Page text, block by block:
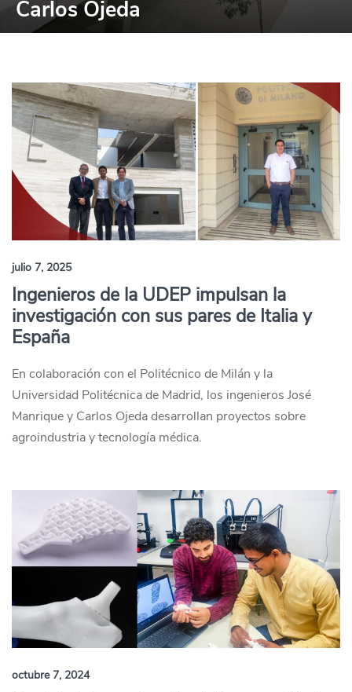
Carlos Ojeda
julio 7, 2025
Ingenieros de la UDEP impulsan la
investigación con sus pares de Italia y
España
En colaboración con el Politécnico de Milán y la
Universidad Politécnica de Madrid, los ingenieros José
Manrique y Carlos Ojeda desarrollan proyectos sobre
agroindustria y tecnología médica.
octubre 7, 2024